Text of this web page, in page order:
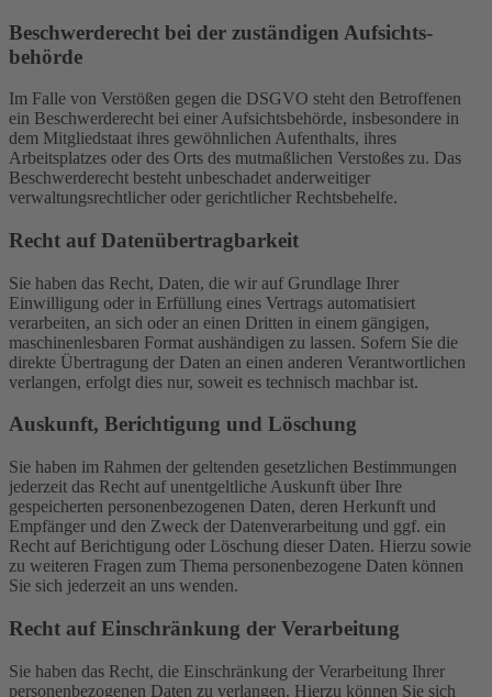
Beschwerde­recht bei der zuständigen Aufsichts­
behörde
Im Falle von Verstößen gegen die DSGVO steht den Betroffenen
ein Beschwerderecht bei einer Aufsichtsbehörde, insbesondere in
dem Mitgliedstaat ihres gewöhnlichen Aufenthalts, ihres
Arbeitsplatzes oder des Orts des mutmaßlichen Verstoßes zu. Das
Beschwerderecht besteht unbeschadet anderweitiger
verwaltungsrechtlicher oder gerichtlicher Rechtsbehelfe.
Recht auf Daten­übertrag­barkeit
Sie haben das Recht, Daten, die wir auf Grundlage Ihrer
Einwilligung oder in Erfüllung eines Vertrags automatisiert
verarbeiten, an sich oder an einen Dritten in einem gängigen,
maschinenlesbaren Format aushändigen zu lassen. Sofern Sie die
direkte Übertragung der Daten an einen anderen Verantwortlichen
verlangen, erfolgt dies nur, soweit es technisch machbar ist.
Auskunft, Berichtigung und Löschung
Sie haben im Rahmen der geltenden gesetzlichen Bestimmungen
jederzeit das Recht auf unentgeltliche Auskunft über Ihre
gespeicherten personenbezogenen Daten, deren Herkunft und
Empfänger und den Zweck der Datenverarbeitung und ggf. ein
Recht auf Berichtigung oder Löschung dieser Daten. Hierzu sowie
zu weiteren Fragen zum Thema personenbezogene Daten können
Sie sich jederzeit an uns wenden.
Recht auf Einschränkung der Verarbeitung
Sie haben das Recht, die Einschränkung der Verarbeitung Ihrer
personenbezogenen Daten zu verlangen. Hierzu können Sie sich